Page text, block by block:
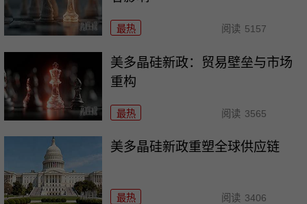
最热 阅读 5157
美多晶硅新政：贸易壁垒与市场
重构
最热 阅读 3565
美多晶硅新政重塑全球供应链
最热 阅读 3406